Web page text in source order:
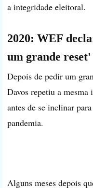
a integridade eleitoral.
2020: WEF
um grande reset'
Depois de pedir um
Davos repetiu a
antes de se inclinar
pandemia.
Alguns meses depois